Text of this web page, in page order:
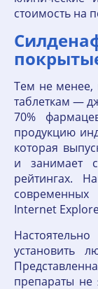
стоимость на
Тем не менее,
таблеткам —
70%
продукцию
которая
и занимает
рейтингах.
Internet
установить
препараты